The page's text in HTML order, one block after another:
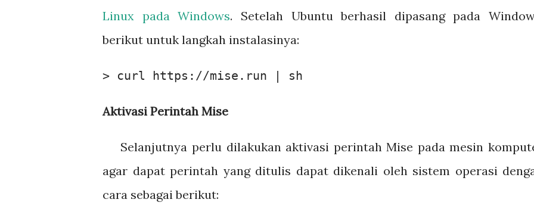
Linux pada Windows. Setelah Ubuntu berhasil dipasang pada
berikut untuk langkah instalasinya:
> curl https://mise.run | sh
Aktivasi Perintah Mise
Selanjutnya perlu dilakukan aktivasi perintah Mise pada mesin
agar dapat perintah yang ditulis dapat dikenali oleh sistem operasi
cara sebagai berikut: